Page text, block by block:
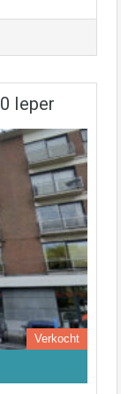
Ieper
Verkocht